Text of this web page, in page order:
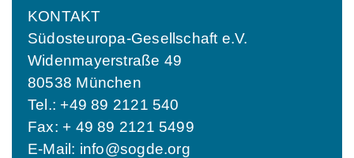
KONTAKT
Südosteuropa-Gesellschaft e.V.
Widenmayerstraße 49
80538 München
Tel.: +49 89 2121 540
Fax: + 49 89 2121 5499
E-Mail: info@sogde.org